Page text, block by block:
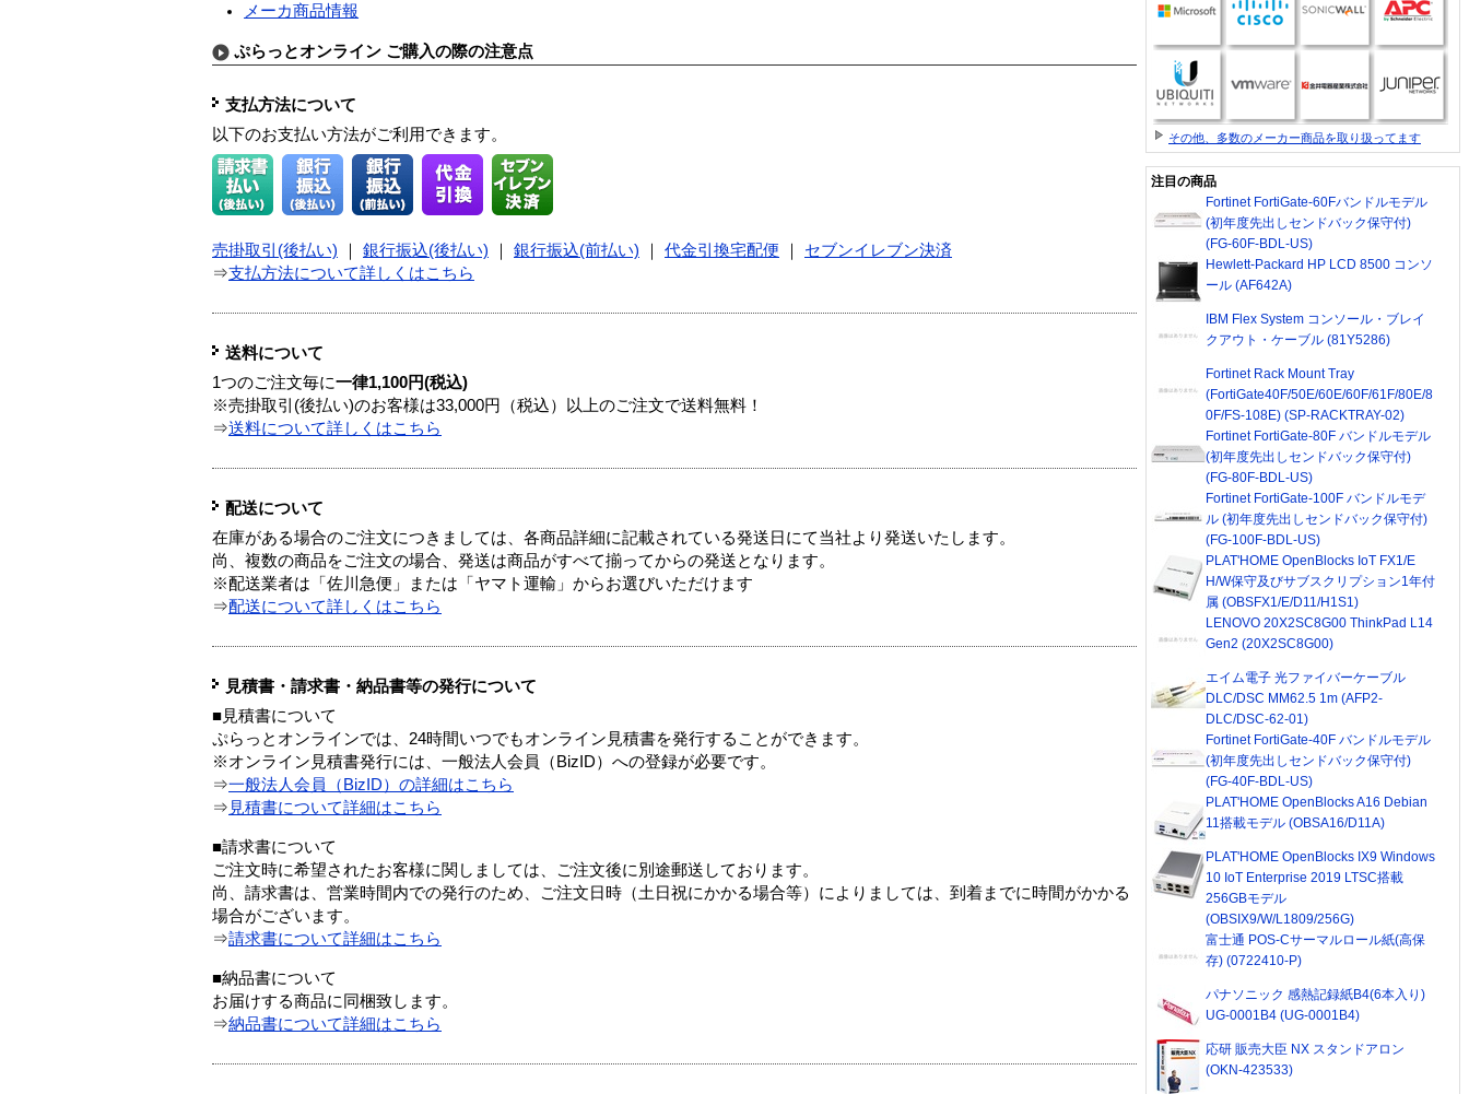
メーカ商品情報
ぷらっとオンライン ご購入の際の注意点
支払方法について
以下のお支払い方法がご利用できます。
売掛取引(後払い) 銀行振込(後払い) 銀行振込(前払い) 代金引換宅配便
セブンイレブン決済
⇒支払方法について詳しくはこちら
送料について
1つのご注文毎に一律1,100円(税込)
※売掛取引(後払い)のお客様は33,000円（税込）以上のご注文で送料無料！
⇒送料について詳しくはこちら
配送について
在庫がある場合のご注文につきましては、各商品詳細に記載されている発送日にて当社より発送いたします。
尚、複数の商品をご注文の場合、発送は商品がすべて揃ってからの発送となります。
※配送業者は「佐川急便」または「ヤマト運輸」からお選びいただけます
⇒配送について詳しくはこちら
見積書・請求書・納品書等の発行について
■見積書について
ぷらっとオンラインでは、24時間いつでもオンライン見積書を発行することができます。
※オンライン見積書発行には、一般法人会員（BizID）への登録が必要です。
⇒一般法人会員（BizID）の詳細はこちら
⇒ 見積書について詳細はこちら
■請求書について
ご注文時に希望されたお客様に関しましては、ご注文後に別途郵送しております。
尚、請求書は、営業時間内での発行のため、ご注文日時（土日祝にかかる場合等）によりましては、到着までに時間がかかる
場合がございます。
⇒請求書について詳細はこちら
■納品書について
お届けする商品に同梱致します。
⇒納品書について詳細はこちら
その他、多数のメーカー商品を取り扱ってます
注目の商品
Fortinet FortiGate-60Fバンドルモデル
(初年度先出しセンドバック保守付)
(FG-60F-BDL-US)
Hewlett-Packard HP LCD 8500 コンソ
ール (AF642A)
IBM Flex System コンソール・ブレイ
クアウト・ケーブル (81Y5286)
Fortinet Rack Mount Tray
(FortiGate40F/50E/60E/60F/61F/80E/8
0F/FS-108E) (SP-RACKTRAY-02)
Fortinet FortiGate-80F バンドルモデル
(初年度先出しセンドバック保守付)
(FG-80F-BDL-US)
Fortinet FortiGate-100F バンドルモデ
ル (初年度先出しセンドバック保守付)
(FG-100F-BDL-US)
PLAT'HOME OpenBlocks IoT FX1/E
H/W保守及びサブスクリプション1年付
属 (OBSFX1/E/D11/H1S1)
LENOVO 20X2SC8G00 ThinkPad L14
Gen2 (20X2SC8G00)
エイム電子 光ファイバーケーブル
DLC/DSC MM62.5 1m (AFP2-
DLC/DSC-62-01)
Fortinet FortiGate-40F バンドルモデル
(初年度先出しセンドバック保守付)
(FG-40F-BDL-US)
PLAT'HOME OpenBlocks A16 Debian
11搭載モデル (OBSA16/D11A)
PLAT'HOME OpenBlocks IX9 Windows
10 IoT Enterprise 2019 LTSC搭載
256GBモデル
(OBSIX9/W/L1809/256G)
富士通 POS-Cサーマルロール紙(高保
存) (0722410-P)
パナソニック 感熱記録紙B4(6本入り)
UG-0001B4 (UG-0001B4)
応研 販売大臣 NX スタンドアロン
(OKN-423533)